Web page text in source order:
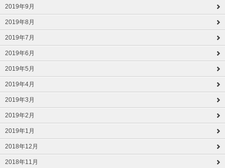
2019年9月
2019年8月
2019年7月
2019年6月
2019年5月
2019年4月
2019年3月
2019年2月
2019年1月
2018年12月
2018年11月